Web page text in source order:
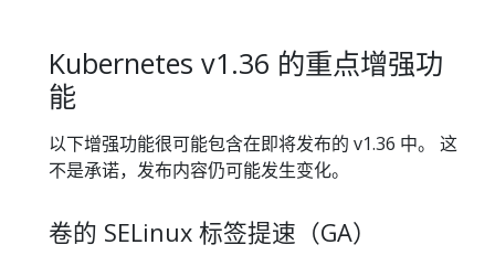
Kubernetes v1.36 的重点增强功
能
以下增强功能很可能包含在即将发布的 v1.36 中。 这
不是承诺，发布内容仍可能发生变化。
卷的 SELinux 标签提速（GA）